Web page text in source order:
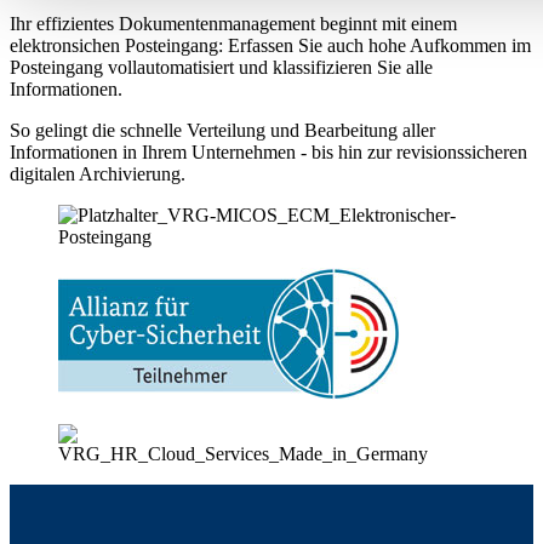
Ihr effizientes Dokumentenmanagement beginnt mit einem
elektronsichen Posteingang: Erfassen Sie auch hohe Aufkommen im
Posteingang vollautomatisiert und klassifizieren Sie alle
Informationen.
So gelingt die schnelle Verteilung und Bearbeitung aller
Informationen in Ihrem Unternehmen - bis hin zur revisionssicheren
digitalen Archivierung.